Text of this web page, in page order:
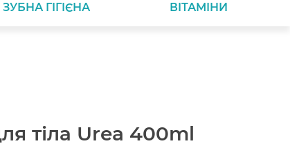
ЗУБНА ГІГІЄНА ВІТАМІНИ
тіла Urea 400ml